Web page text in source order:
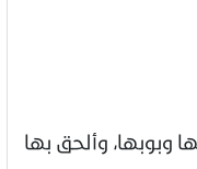
وألحق بها